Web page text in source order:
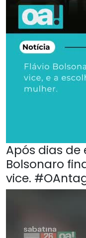
Após dias de
Bolsonaro
vice.